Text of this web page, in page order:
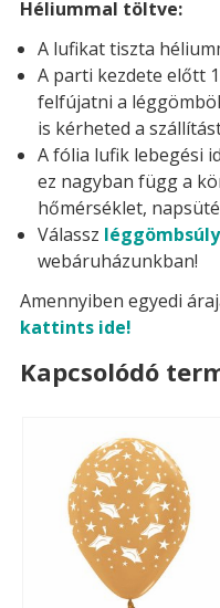
Héliummal töltve:
A lufikat tiszta
A parti kezdete előtt
felfújatni a
is kérheted a
A fólia lufik lebegési
ez nagyban függ a
hőmérséklet,
Válassz
webáruházunkban!
Amennyiben egyedi
kattints ide!
Kapcsolódó